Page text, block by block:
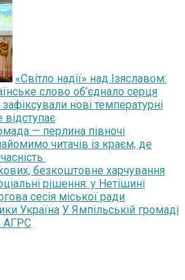
«Світло надії» над Ізяславом:
слово об’єднало серця
нові температурні
— перлина півночі
читачів із краєм, де
безкоштовне харчування
рішення: у Нетішині
сесія міської ради
У Ямпільській громаді
АГРС